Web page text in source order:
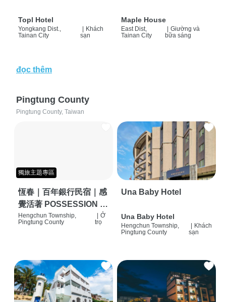
Topl Hotel
Yongkang Dist.,
Tainan City
| Khách
sạn
Maple House
East Dist,
Tainan City
| Giường và
bữa sáng
đọc thêm
Pingtung County
Pingtung County, Taiwan
獨旅主題專區
恆春｜百年銀行民宿｜感
覺活著 POSSESSION |
背包客棧 | 恆春必住特色
Hengchun Township,
Pingtung County
Ở
trọ
Una Baby Hotel
Una Baby Hotel
Hengchun Township,
Pingtung County
Khách
sạn